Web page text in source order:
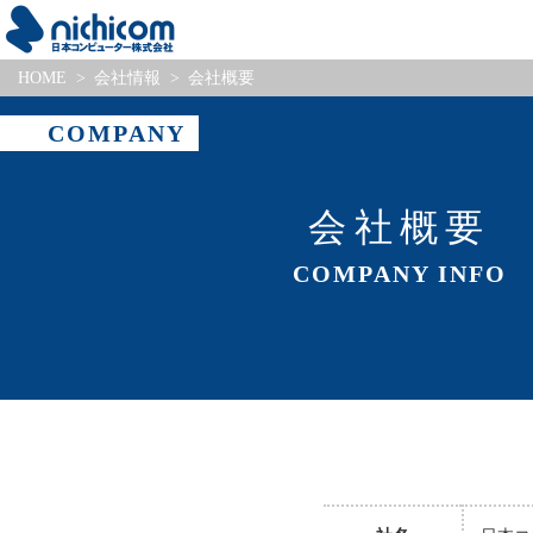
HOME 会社情報 会社概要
COMPANY
会社概要
COMPANY INFO